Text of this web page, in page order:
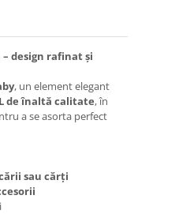
design rafinat și
, un element elegant
de înaltă calitate, în
a se asorta perfect
sau cărți